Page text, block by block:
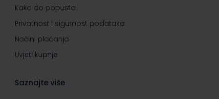
Kako do popusta
Privatnost i sigurnost podataka
Načini plaćanja
Uvjeti kupnje
Saznajte više